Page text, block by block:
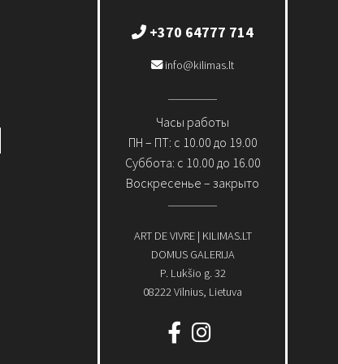
+370 64777 714
info@kilimas.lt
Часы работы
ПН – ПТ: с 10.00 до 19.00
Суббота: с 10.00 до 16.00
Воскресенье – закрыто
ART DE VIVRE | KILIMAS.LT
DOMUS GALERIJA
P. Lukšio g. 32
08222 Vilnius, Lietuva